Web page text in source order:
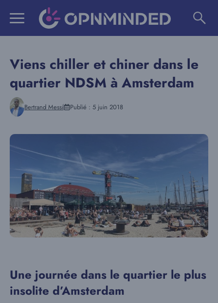
Viens chiller et chiner dans le
quartier NDSM à Amsterdam
Bertrand Messi Publié : 5 juin 2018
Une journée dans le quartier le plus
insolite d’Amsterdam